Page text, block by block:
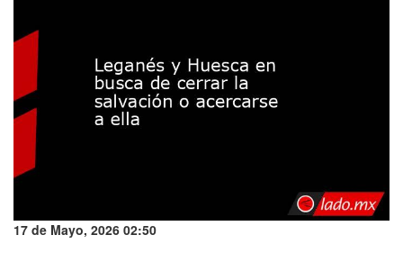
17 de Mayo, 2026 02:50